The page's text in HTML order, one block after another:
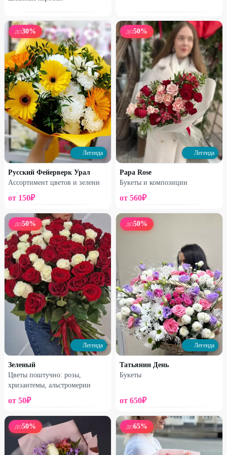
Набирает высоту
Букет из 7 французских роз
1700₽2540₽
Набирает высоту
Сборный букет
2400₽3200₽
25%
Набирает высоту
Букет из 13 французских роз
2960₽3950₽
30%
Моно-букет кустовых
хризантем
1650₽2370₽
25 %
Набирает высоту
Букет гипсофилы
2520 ₽
26%
Набирает высоту
Букет-микс французских роз
2300 ₽
ДО30%
Легенда
Русский Фейерверк Урал
Ассортимент цветов и зелени
от 150₽
ДО50%
Легенда
Papa Rose
Букеты и композиции
от 560₽
ДО50%
Легенда
Зеленый
Цветы поштучно: розы,
хризантемы, альстромерии
от 50₽
ДО50%
Легенда
Татьянин День
Букеты
от 650₽
ДО50% ДО65%